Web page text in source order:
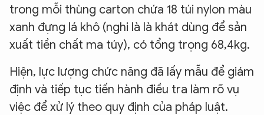
trong mỗi thùng carton chứa 18 túi nylon màu
xanh đựng lá khô (nghi là là khát dùng để sản
xuất tiền chất ma túy), có tổng trọng 68,4kg.
Hiện, lực lượng chức năng đã lấy mẫu để giám
định và tiếp tục tiến hành điều tra làm rõ vụ
việc để xử lý theo quy định của pháp luật.